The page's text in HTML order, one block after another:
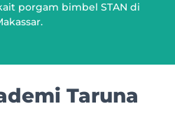
porgam bimbel STAN di
Taruna